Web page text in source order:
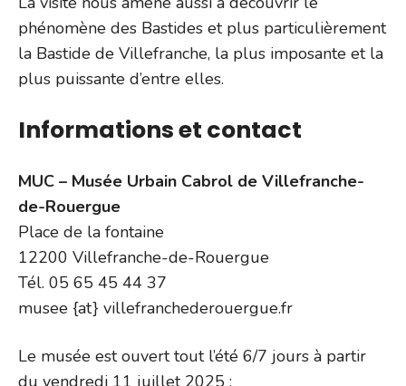
phénomène des Bastides et plus particulièrement
la Bastide de Villefranche, la plus imposante et la
plus puissante d’entre elles.
Informations et contact
MUC – Musée Urbain Cabrol de Villefranche-
de-Rouergue
Place de la fontaine
12200 Villefranche-de-Rouergue
Tél. 05 65 45 44 37
musee {at} villefranchederouergue.fr
Le musée est ouvert tout l’été 6/7 jours à partir
du vendredi 11 juillet 2025 :